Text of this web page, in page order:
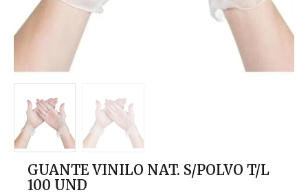
GUANTE VINILO NAT. S/POLVO T/L
100 UND